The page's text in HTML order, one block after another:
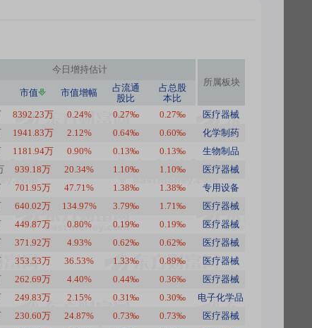
今日 增持估计
所属板块
市值 市值增幅
占流通
股比
占总股
本比
8392.23万 0.24% 0.27‰ 0.27‰
医疗器械
1941.83万 2.12% 0.64‰ 0.60‰
化学制药
1181.94万 0.90% 0.13‰ 0.13‰
生物制品
939.18万 20.34% 1.10‰ 1.10‰
医疗器械
701.95万 47.71% 1.38‰ 1.38‰
专用设备
640.02万 134.97% 3.79‰ 1.71‰
医疗器械
449.87万 0.80% 0.19‰ 0.19‰
医疗器械
371.92万 4.93% 0.62‰ 0.62‰
医疗器械
353.53万 36.53% 1.33‰ 0.89‰
医疗器械
262.69万 4.40% 0.44‰ 0.36‰
医疗器械
249.83万 2.15% 0.31‰ 0.30‰
电子化学品
230.60万 24.87% 0.73‰ 0.73‰
医疗器械